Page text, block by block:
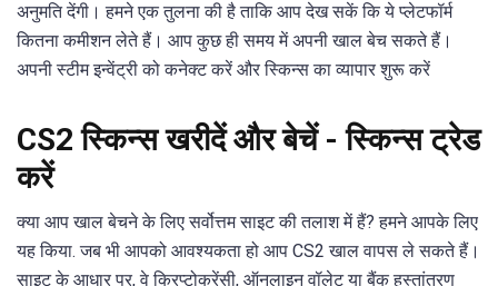
अनुमति देंगी। हमने एक तुलना की है ताकि आप देख सकें कि ये प्लेटफॉर्म
कितना कमीशन लेते हैं। आप कुछ ही समय में अपनी खाल बेच सकते हैं।
अपनी स्टीम इन्वेंट्री को कनेक्ट करें और स्किन्स का व्यापार शुरू करें
CS2 स्किन्स खरीदें और बेचें - स्किन्स ट्रेड
करें
क्या आप खाल बेचने के लिए सर्वोत्तम साइट की तलाश में हैं? हमने आपके लिए
यह किया. जब भी आपको आवश्यकता हो आप CS2 खाल वापस ले सकते हैं।
साइट के आधार पर, वे क्रिप्टोकरेंसी, ऑनलाइन वॉलेट या बैंक हस्तांतरण